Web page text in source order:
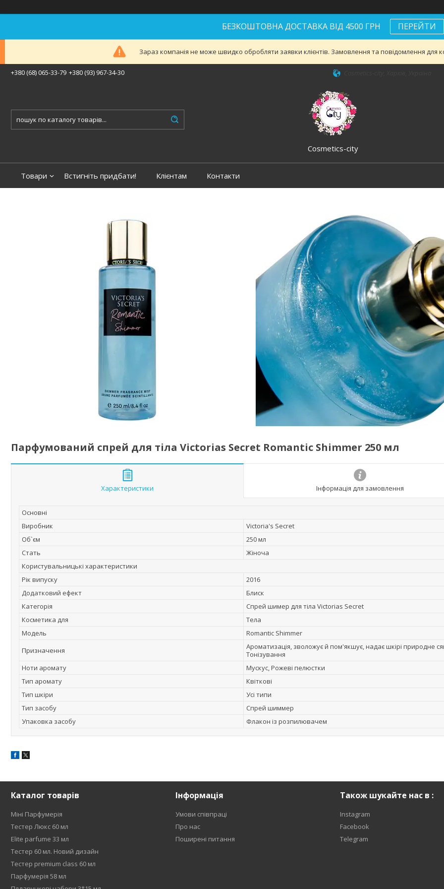
БЕЗКОШТОВНА ДОСТАВКА ВІД 4500 ГРН ПЕРЕЙТИ
Зараз компанія не може швидко обробляти заявки клієнтів. Замовлення та повідомлення для
+380 (68) 065-33-79 +380 (93) 967-34-30
Cosmetics-city
Товари Встигніть придбати! Клієнтам Контакти
Парфумований спрей для тіла Victorias Secret Romantic Shimmer 250 мл
Характеристики Інформація для замовлення
Основні
Виробник
Victoria's Secret
Об`єм
250 мл
Стать
Жіноча
Користувальницькі характеристики
Рік випуску
2016
Додатковий ефект
Блиск
Категорія
Спрей шимер для тіла Victorias Secret
Косметика для
Тела
Мoдель
Romantic Shimmer
Призначення
Ароматизація, зволожує й пом'якшує, надає шкірі природне
Тонізування
Ноти аромату
Мускус, Рожеві пелюстки
Тип аромату
Квіткові
Тип шкіри
Усі типи
Тип засобу
Спрей шиммер
Упаковка засобу
Флакон із розпилювачем
Каталог товарів
Міні Парфумерія
Тестер Люкс 60 мл
Elite parfume 33 мл
Тестер 60 мл. Новий дизайн
Тестер premium class 60 мл
Парфумерія 58 мл
Інформація
Умови співпраці
Про нас
Поширені питання
Також шукайте нас в :
Instagram
Facebook
Telegram